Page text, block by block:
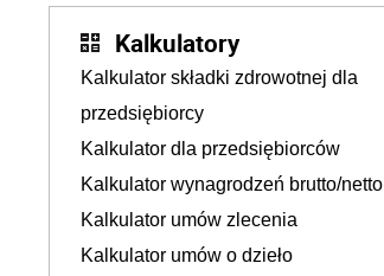
Kalkulatory
Kalkulator składki zdrowotnej dla
przedsiębiorcy
Kalkulator dla przedsiębiorców
Kalkulator wynagrodzeń brutto/netto
Kalkulator umów zlecenia
Kalkulator umów o dzieło